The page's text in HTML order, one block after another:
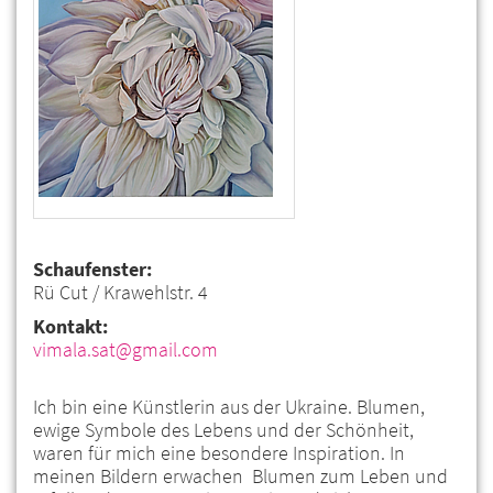
Schaufenster:
Rü Cut / Krawehlstr. 4
Kontakt:
vimala.sat@gmail.com
Ich bin eine Künstlerin aus der Ukraine. Blumen,
ewige Symbole des Lebens und der Schönheit,
waren für mich eine besondere Inspiration. In
meinen Bildern erwachen Blumen zum Leben und